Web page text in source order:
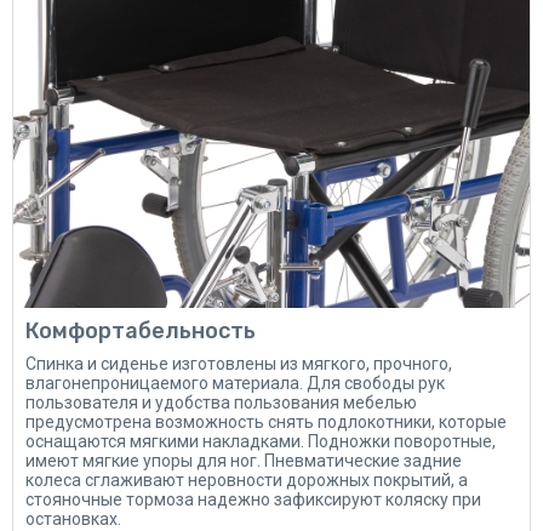
Комфортабельность
Спинка и сиденье изготовлены из мягкого, прочного,
влагонепроницаемого материала. Для свободы рук
пользователя и удобства пользования мебелью
предусмотрена возможность снять подлокотники, которые
оснащаются мягкими накладками. Подножки поворотные,
имеют мягкие упоры для ног. Пневматические задние
колеса сглаживают неровности дорожных покрытий, а
стояночные тормоза надежно зафиксируют коляску при
остановках.